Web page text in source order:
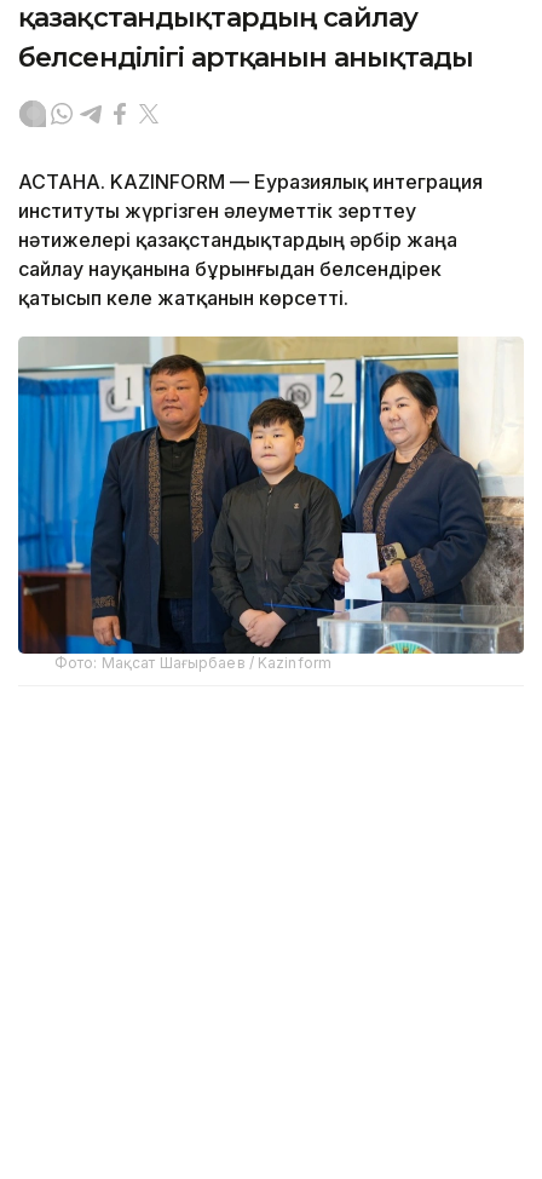
қазақстандықтардың сайлау
белсенділігі артқанын анықтады
АСТАНА. KAZINFORM — Еуразиялық интеграция
институты жүргізген әлеуметтік зерттеу
нәтижелері қазақстандықтардың әрбір жаңа
сайлау науқанына бұрынғыдан белсендірек
қатысып келе жатқанын көрсетті.
Фото: Мақсат Шағырбаев / Kazinform